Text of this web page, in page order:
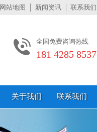
网站地图 新闻资讯 联系我们
全国免费咨询热线
181 4285 8537
关于我们 联系我们